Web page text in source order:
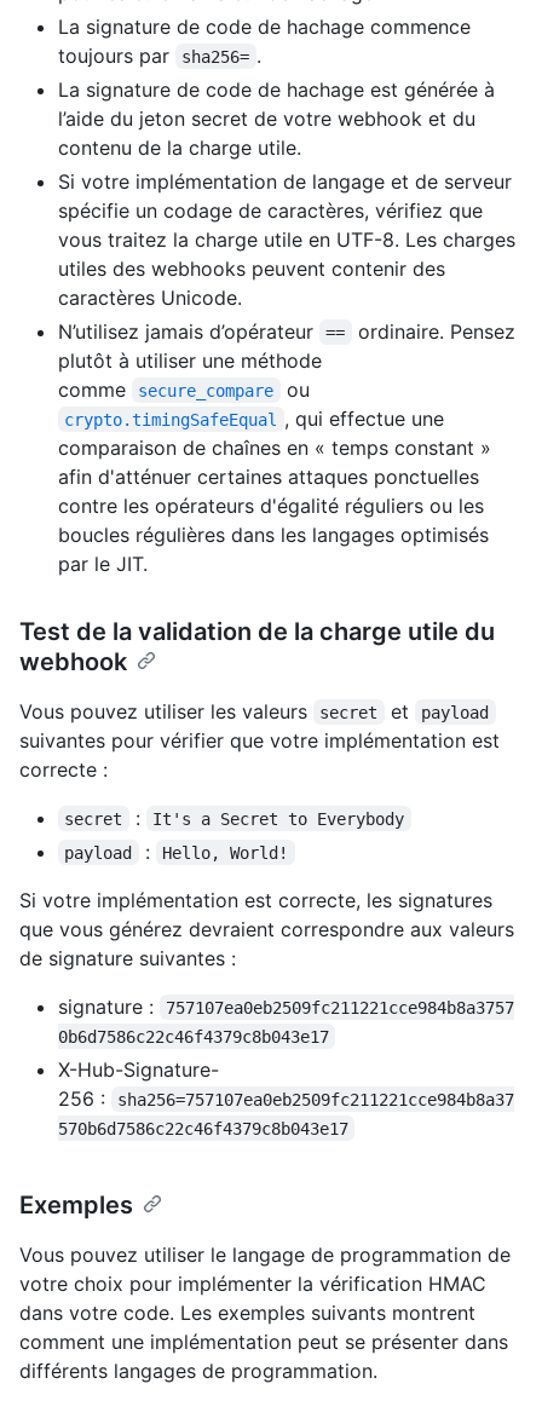
La signature de code de hachage commence
toujours par
sha256= .
La signature de code de hachage est générée à
l’aide du jeton secret de votre webhook et du
contenu de la charge utile.
Si votre implémentation de langage et de serveur
spécifie un codage de caractères, vérifiez que
vous traitez la charge utile en UTF-8. Les charges
utiles des webhooks peuvent contenir des
caractères Unicode.
N’utilisez jamais d’opérateur
==
ordinaire. Pensez
plutôt à utiliser une méthode
comme
secure_compare ou
crypto.timingSafeEqual
, qui effectue une
comparaison de chaînes en « temps constant »
afin d'atténuer certaines attaques ponctuelles
contre les opérateurs d'égalité réguliers ou les
boucles régulières dans les langages optimisés
par le JIT.
Test de la validation de la charge utile du
webhook
Vous pouvez utiliser les valeurs secret et payload
suivantes pour vérifier que votre implémentation est
correcte :
secret :
It's a Secret to Everybody
payload
: Hello, World!
Si votre implémentation est correcte, les signatures
que vous générez devraient correspondre aux valeurs
de signature suivantes :
signature :
757107ea0eb2509fc211221cce984b8a3757
0b6d7586c22c46f4379c8b043e17
X-Hub-Signature-
256 :
sha256=757107ea0eb2509fc211221cce984b8a37
570b6d7586c22c46f4379c8b043e17
Exemples
Vous pouvez utiliser le langage de programmation de
votre choix pour implémenter la vérification HMAC
dans votre code. Les exemples suivants montrent
comment une implémentation peut se présenter dans
différents langages de programmation.